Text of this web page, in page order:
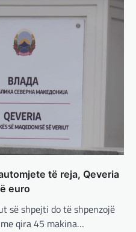
të reja, Qeveria
euro
së shpejti do të shpenzojë
qira 45 makina…
MISTER,RAJONI,SPECIALE
tash pas
së ndihmës
Ukrainën nga
March 4, 2025
evropianë në Londër,
britanikët kanë hartuar një
luftën në Ukrainë, të…
E ZEZË,LAJME,
MISTER RAJONI SPECIALE
ndihmën
kryeministri i
vendosur për